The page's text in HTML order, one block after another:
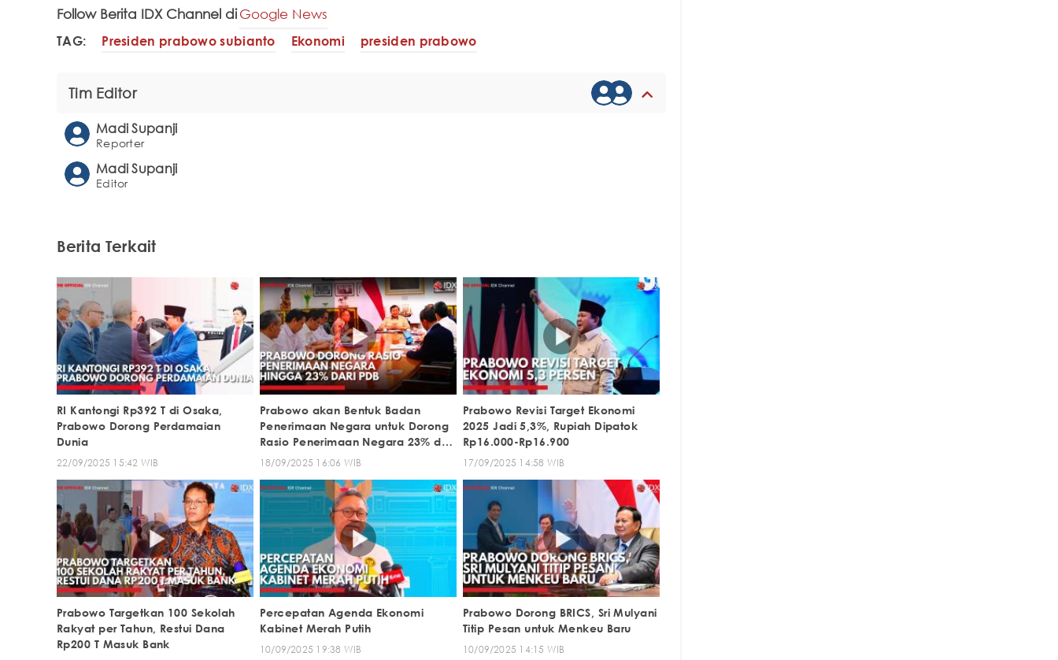
Follow Berita IDX Channel diGoogle News
TAG: Presiden prabowo subianto Ekonomi presiden prabowo
Tim Editor
Madi Supanji
Reporter
Madi Supanji
Editor
Berita Terkait
RI Kantongi Rp392 T di Osaka,
Prabowo Dorong Perdamaian
Dunia
22/09/2025 15:42 WIB
Prabowo akan Bentuk Badan
Penerimaan Negara untuk Dorong
Rasio Penerimaan Negara 23% dari
PDB
18/09/2025 16:06 WIB
Prabowo Revisi Target Ekonomi
2025 Jadi 5,3%, Rupiah Dipatok
Rp16.000-Rp16.900
17/09/2025 14:58 WIB
Prabowo Targetkan 100 Sekolah
Rakyat per Tahun, Restui Dana
Rp200 T Masuk Bank
Percepatan Agenda Ekonomi
Kabinet Merah Putih
10/09/2025 19:38 WIB
Prabowo Dorong BRICS, Sri Mulyani
Titip Pesan untuk Menkeu Baru
10/09/2025 14:15 WIB